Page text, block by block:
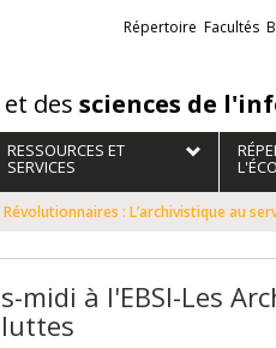
et des sciences de
Liens
externes
Répertoire Facultés
RESSOURCES ET
SERVICES
: L’archivistique au
midi à l'EBSI-Les